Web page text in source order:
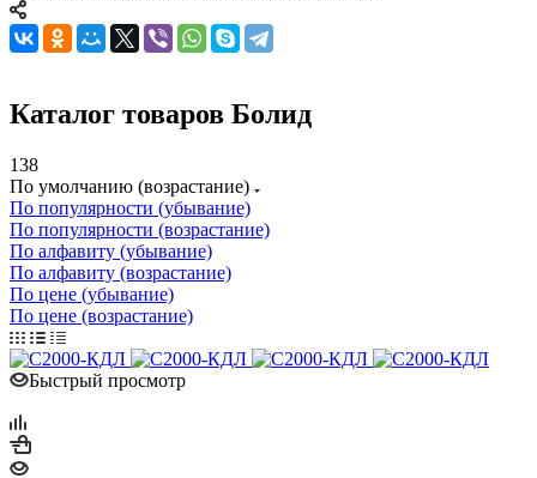
Каталог товаров Болид
138
По умолчанию (возрастание)
По популярности (убывание)
По популярности (возрастание)
По алфавиту (убывание)
По алфавиту (возрастание)
По цене (убывание)
По цене (возрастание)
Быстрый просмотр